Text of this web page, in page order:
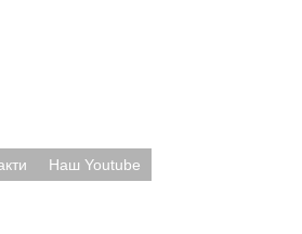
Наш Youtube